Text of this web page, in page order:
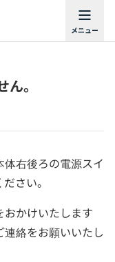
。
右後ろの電源スイ
さい。
かけいたします
絡をお願いいたし